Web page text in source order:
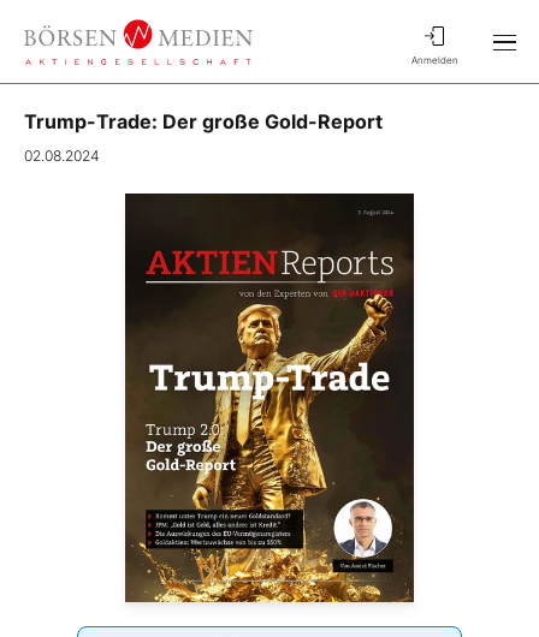
Anmelden
Trump-Trade: Der große Gold-Report
02.08.2024